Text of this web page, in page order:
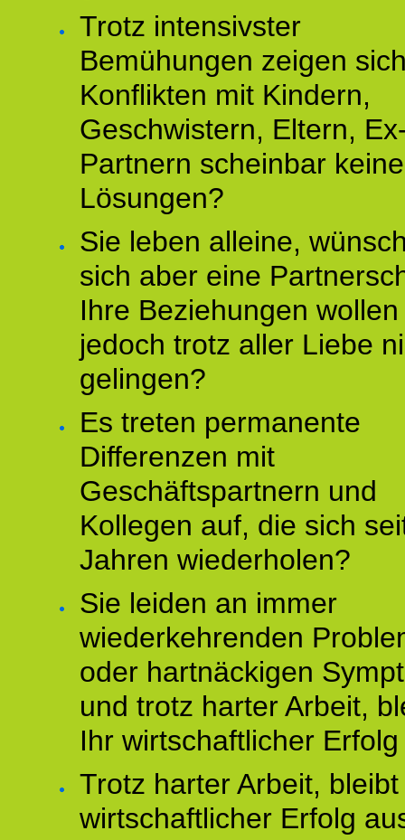
Trotz intensivster
Bemühungen zeigen
Konflikten mit Kindern,
Geschwistern, Eltern,
Partnern scheinbar keine
Lösungen?
Sie leben alleine,
sich aber eine
Ihre Beziehungen wollen
jedoch trotz aller Liebe
gelingen?
Es treten permanente
Differenzen mit
Geschäftspartnern und
Kollegen auf, die sich
Jahren wiederholen?
Sie leiden an immer
wiederkehrenden
oder hartnäckigen
und trotz harter Arbeit,
Ihr wirtschaftlicher
Trotz harter Arbeit,
wirtschaftlicher Erfolg